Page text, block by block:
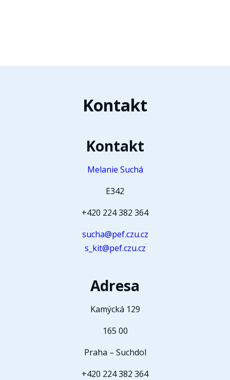
Kontakt
Kontakt
Melanie Suchá
E342
+420 224 382 364
sucha@pef.czu.cz
s_kit@pef.czu.cz
Adresa
Kamýcká 129
165 00
Praha – Suchdol
+420 224 382 364